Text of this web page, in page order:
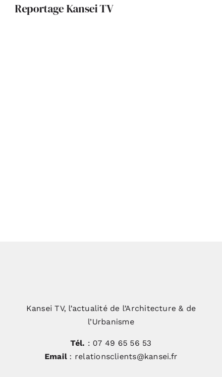
Reportage Kansei TV
Kansei TV, l’actualité de l’Architecture & de
l’Urbanisme
Tél. : 07 49 65 56 53
Email: relationsclients@kansei.fr